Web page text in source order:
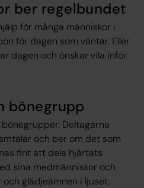
ber regelbundet
för många människor i
för dagen som väntar. Eller
dagen och önskar vila inför
bönegrupp
Deltagarna
och ber om det som
fint att dela hjärtats
sina medmänniskor och
glädjeämnen i ljuset.